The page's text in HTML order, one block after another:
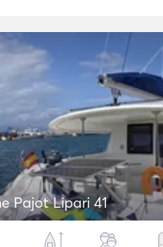
Pajot Lipari 41